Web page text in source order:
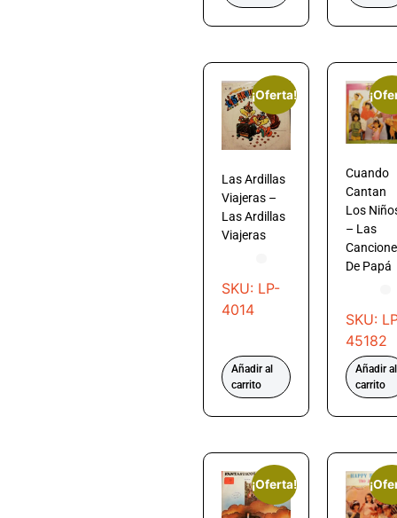
¡Oferta!
Las Ardillas
Viajeras –
Las Ardillas
Viajeras
SKU: LP-
4014
Añadir al
carrito
Cuando
Cantan
Los
– Las
De Papá
SKU:
45182
Añadir al
carrito
¡Oferta!